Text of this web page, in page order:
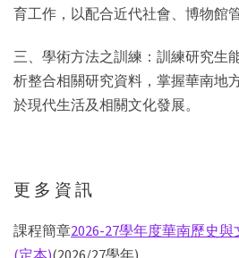
育工作，以配合近代社會、博物館
三、學術方法之訓練：訓練研究生
析整合相關研究資料，掌握華南地
於現代生活及相關文化發展。
更 多 資 訊
課程簡章2026-27學年度華南歷史
(定本)(2026/27學年)